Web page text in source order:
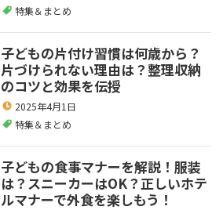
特集＆まとめ
子どもの片付け習慣は何歳から？
片づけられない理由は？整理収納
のコツと効果を伝授
2025年4月1日
特集＆まとめ
子どもの食事マナーを解説！服装
は？スニーカーはOK？正しいホテ
ルマナーで外食を楽しもう！